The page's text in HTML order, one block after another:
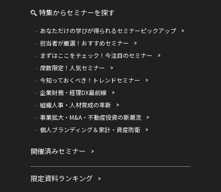
特集からセミナーを探す
あなただけの学びが得られるセミナーピックアップ
担当者が厳選！おすすめセミナー
まずはここをチェック！今注目のセミナー
席数限定！人気セミナー
今知っておくべき！トレンドセミナー
企業財務・経理DX最前線
組織人事・人材育成の革新
事業拡大・M&A・不動産投資の新潮流
個人ブランディング＆家計・資産防衛
開催済みセミナー
限定資料ランキング